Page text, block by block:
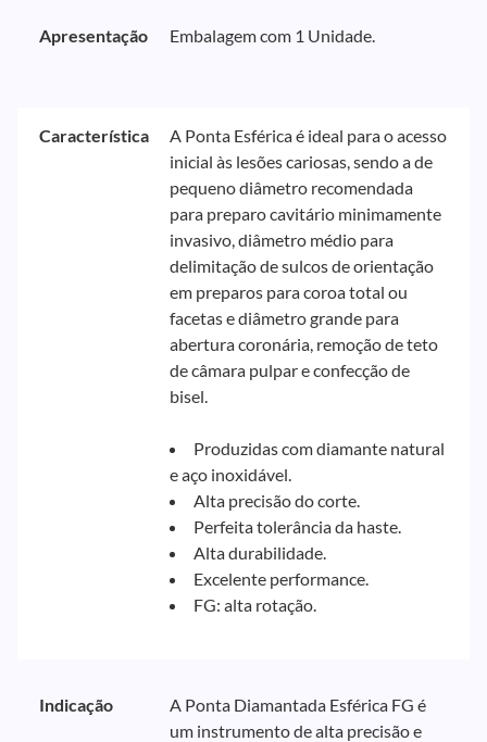
Apresentação Embalagem com 1 Unidade.
Característica
A Ponta Esférica é ideal para o acesso
inicial às lesões cariosas, sendo a de
pequeno diâmetro recomendada
para preparo cavitário minimamente
invasivo, diâmetro médio para
delimitação de sulcos de orientação
em preparos para coroa total ou
facetas e diâmetro grande para
abertura coronária, remoção de teto
de câmara pulpar e confecção de
bisel.
Produzidas com diamante natural
e aço inoxidável.
Alta precisão do corte.
Perfeita tolerância da haste.
Alta durabilidade.
Excelente performance.
FG: alta rotação.
Indicação
A Ponta Diamantada Esférica FG é
um instrumento de alta precisão e